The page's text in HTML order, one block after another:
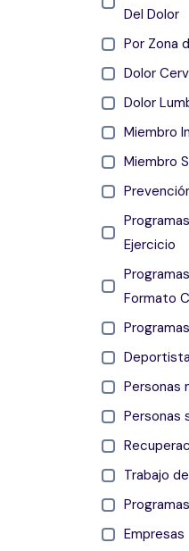
Del Dolor
Por Zona
Dolor
Dolor
Miembro
Miembro
Ejercicio
Formato
Personas
Personas
Trabajo
Empresas